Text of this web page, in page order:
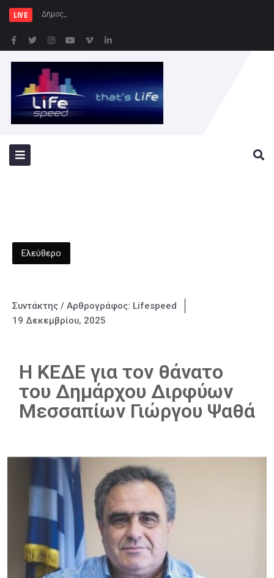
LIVE Δήμος Αθηναίων: Συνεχίζονται
Ελεύθερο
Συντάκτης / Αρθρογράφος: Lifespeed
19 Δεκεμβρίου, 2025
H ΚΕΔΕ για τον θάνατο
του Δημάρχου Διρφύων
Μεσσαπίων Γιώργου Ψαθά